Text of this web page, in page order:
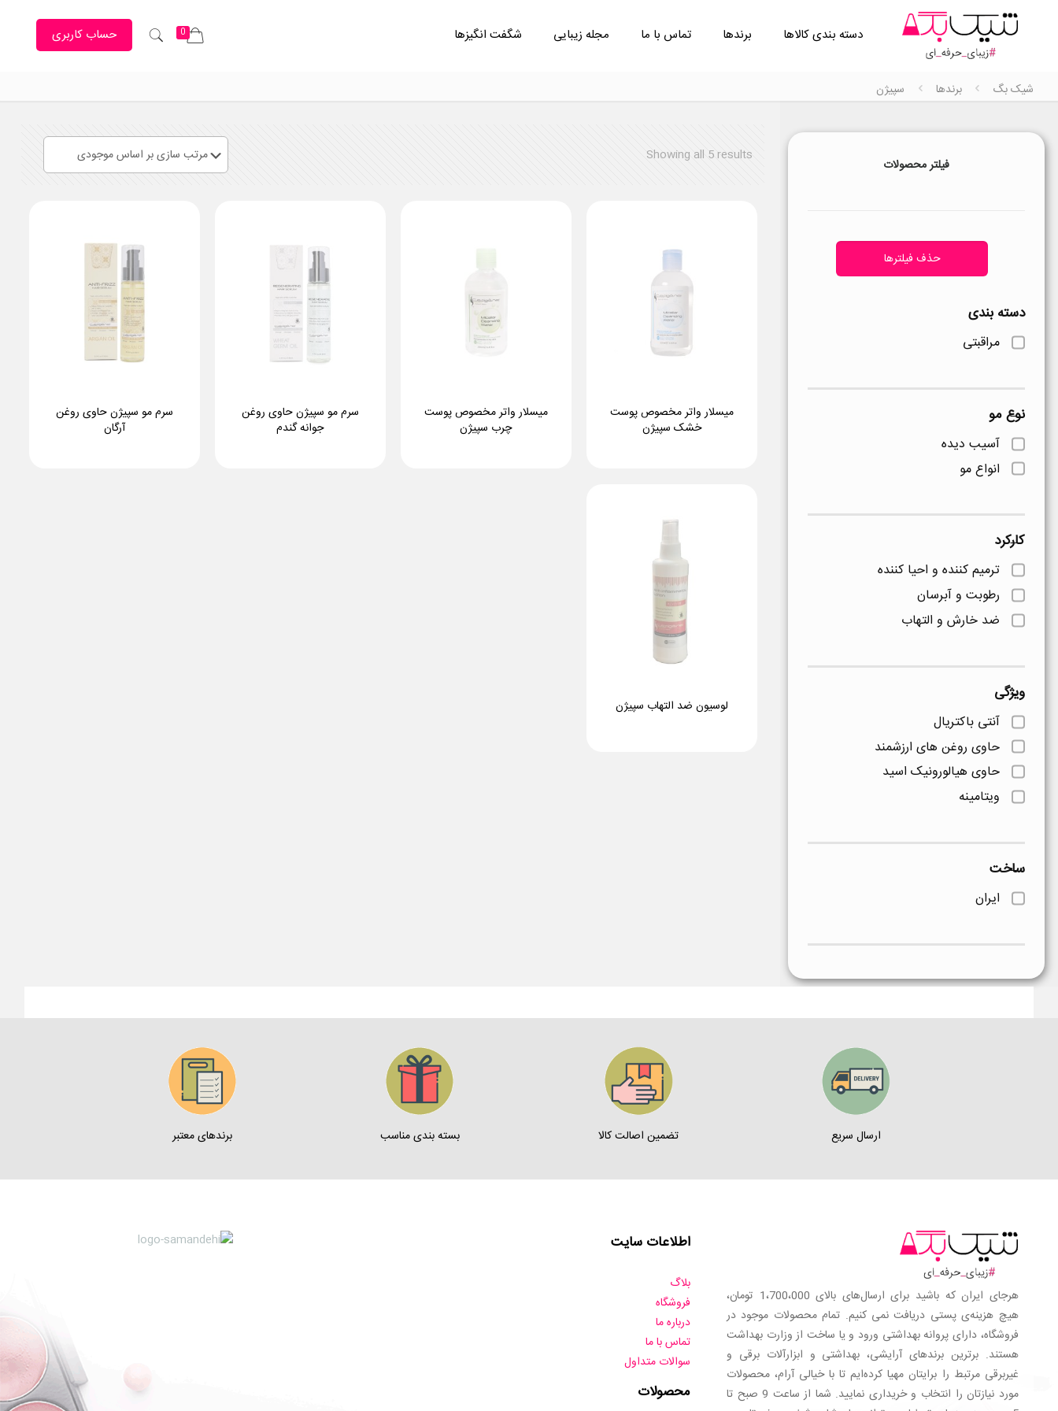
دسته بندی کالاها برندها تماس با ما مجله زیبایی شگفت انگیزها 0 حساب کاربری
شیک بگ برندها سپیژن
Showing all 5 results
میسلار واتر مخصوص پوست
خشک سپیژن
میسلار واتر مخصوص پوست
چرب سپیژن
سرم مو سپیژن حاوی روغن
جوانه گندم
سرم مو سپیژن حاوی روغن
آرگان
لوسیون ضد التهاب سپیژن
فیلتر محصولات
حذف فیلترها
دسته بندی
مراقبتی
نوع مو
آسیب دیده
انواع مو
کارکرد
ترمیم کننده و احیا کننده
رطوبت و آبرسان
ضد خارش و التهاب
ویژگی
آنتی باکتریال
حاوی روغن های ارزشمند
حاوی هیالورونیک اسید
ویتامینه
ساخت
ایران
ارسال سریع تضمین اصالت کالا بسته بندی مناسب برندهای معتبر
هرجای ایران که باشید برای ارسال‌های بالای 1،700،000 تومان،
هیچ هزینه‌ی پستی دریافت نمی کنیم. تمام محصولات موجود در
فروشگاه، دارای پروانه بهداشتی ورود و یا ساخت از وزارت بهداشت
هستند. برترین‌ برندهای آرایشی، بهداشتی و ابزارآلات برقی و
غیربرقی مرتبط را برایتان مهیا کرده‌ایم تا با خیالی آرام، محصولات
مورد نیازتان را انتخاب و خریداری نمایید. شما از ساعت 9 صبح تا
اطلاعات سایت
بلاگ
فروشگاه
درباره ما
تماس با ما
سوالات متداول
محصولات